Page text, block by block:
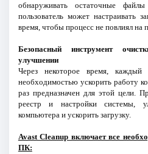
обнаруживать остаточные
пользователь может настраивать
время, чтобы процесс не повлиял на
Безопасный инструмент
улучшении
Через некоторое время, каждый
необходимостью ускорить работу
раз предназначен для этой цели.
реестр и настройки системы,
компьютера и ускорить загрузку.
Avast Cleanup включает все
ПК: